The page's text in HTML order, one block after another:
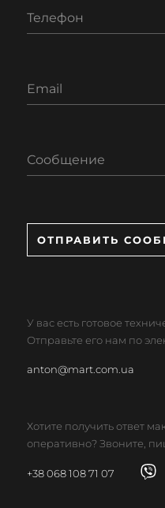
Телефон
Email
Сообщение
ОТПРАВИТЬ
У вас есть готовое
Отправьте его нам по
anton@mart.com.ua
Хотите получить ответ
оперативно? Звоните,
+38 068 108 71 07